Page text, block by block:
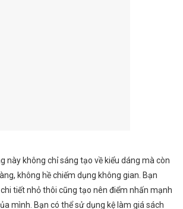
này không chỉ sáng tạo về kiểu dáng mà còn
không hề chiếm dụng không gian. Bạn
tiết nhỏ thôi cũng tạo nên điểm nhấn mạnh
mình. Bạn có thể sử dụng kệ làm giá sách